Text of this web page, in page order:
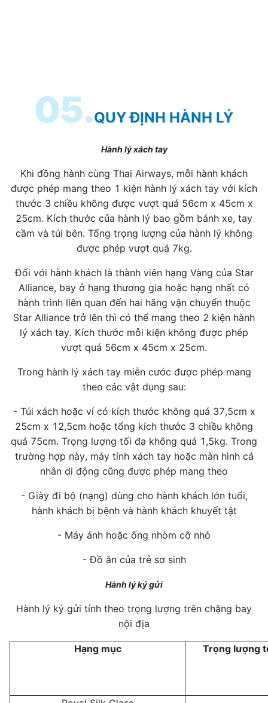
05.QUY ĐỊNH HÀNH LÝ
Hành lý xách tay
Khi đồng hành cùng Thai Airways, mỗi hành khách
được phép mang theo 1 kiện hành lý xách tay với kích
thước 3 chiều không được vượt quá 56cm x 45cm x
25cm. Kích thước của hành lý bao gồm bánh xe, tay
cầm và túi bên. Tổng trọng lượng của hành lý không
được phép vượt quá 7kg.
Đối với hành khách là thành viên hạng Vàng của Star
Alliance, bay ở hạng thương gia hoặc hạng nhất có
hành trình liên quan đến hai hãng vận chuyển thuộc
Star Alliance trở lên thì có thể mang theo 2 kiện hành
lý xách tay. Kích thước mỗi kiện không được phép
vượt quá 56cm x 45cm x 25cm.
Trong hành lý xách tay miễn cước được phép mang
theo các vật dụng sau:
- Túi xách hoặc ví có kích thước không quá 37,5cm x
25cm x 12,5cm hoặc tổng kích thước 3 chiều không
quá 75cm. Trọng lượng tối đa không quá 1,5kg. Trong
trường hợp này, máy tính xách tay hoặc màn hình cá
nhân di động cũng được phép mang theo
- Giày đi bộ (nạng) dùng cho hành khách lớn tuổi,
hành khách bị bệnh và hành khách khuyết tật
- Máy ảnh hoặc ống nhòm cỡ nhỏ
- Đồ ăn của trẻ sơ sinh
Hành lý ký gửi
Hành lý ký gửi tính theo trọng lượng trên chặng bay
nội địa
Hạng mục Trọng lượng